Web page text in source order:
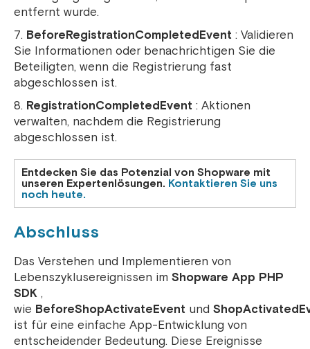
entfernt wurde.
BeforeRegistrationCompletedEvent : Validieren
Sie Informationen oder benachrichtigen Sie die
Beteiligten, wenn die Registrierung fast
abgeschlossen ist.
RegistrationCompletedEvent : Aktionen
verwalten, nachdem die Registrierung
abgeschlossen ist.
Entdecken Sie das Potenzial von Shopware mit
unseren Expertenlösungen. Kontaktieren Sie uns
noch heute.
Abschluss
Das Verstehen und Implementieren von
Lebenszyklusereignissen im Shopware App PHP
SDK ,
wie BeforeShopActivateEvent und
ist für eine einfache App-Entwicklung von
entscheidender Bedeutung. Diese Ereignisse